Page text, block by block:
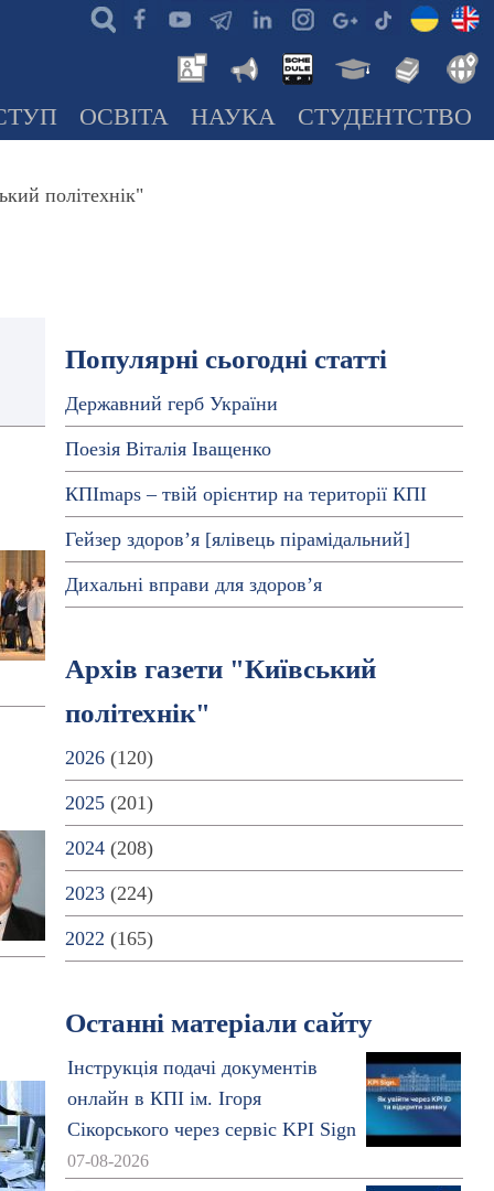
ОСВІТА НАУКА СТУДЕНТСТВО
політехнік"
Популярні сьогодні статті
Державний герб України
Поезія Віталія Іващенко
КПІmaps – твій орієнтир на території КПІ
Гейзер здоров’я [ялівець пірамідальний]
Дихальні вправи для здоров’я
Архів газети "Київський
політехнік"
2026(120)
2025(201)
2024(208)
2023(224)
2022 (165)
Останні матеріали сайту
Інструкція подачі документів
онлайн в КПІ ім. Ігоря
Сікорського через сервіс KPI Sign
07-08-2026